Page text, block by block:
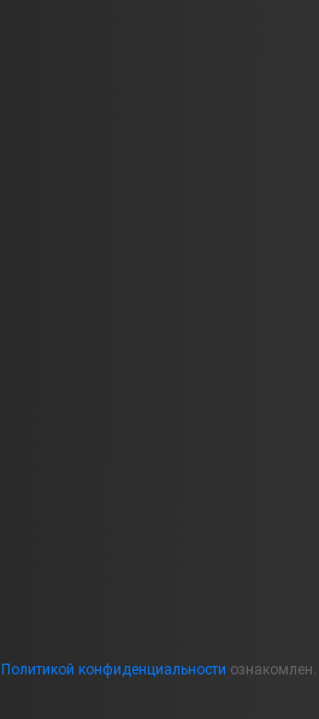
Политикой конфиденциальности ознакомлен.